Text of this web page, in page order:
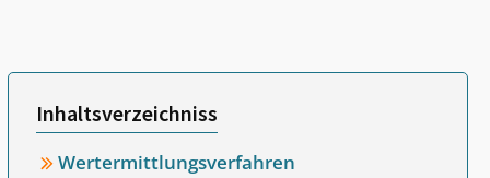
Inhaltsverzeichniss
Wertermittlungsverfahren